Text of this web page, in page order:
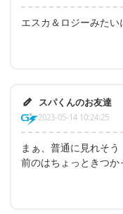
エスカ＆ロジーみた
スパくんのお友達
2023-05-14 10:24:25
まぁ、普通に見れそう
前のはちょっときつか